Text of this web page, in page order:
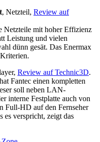
, Netzteil, Review auf
Netzteile mit hoher Effizienz
Leistung und vielen
dünn gesät. Das Enermax
Review auf Technic3D.
Fantec einen kompletten
soll neben LAN-
interne Festplatte auch von
Full-HD auf den Fernseher
es verspricht, zeigt das